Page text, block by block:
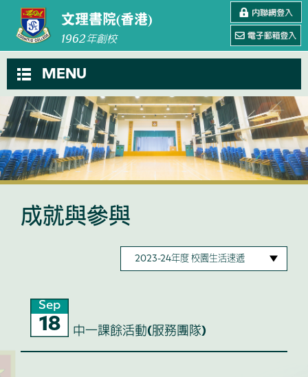
文理書院(香港)
1962年創校
MENU
成就與參與
Sep
18 中一課餘活動(服務團隊)